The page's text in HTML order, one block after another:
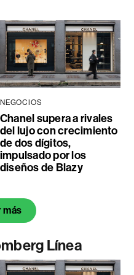
NEGOCIOS
Chanel supera a rivales
del lujo con crecimiento
de dos dígitos,
impulsado por los
diseños de Blazy
más
Línea